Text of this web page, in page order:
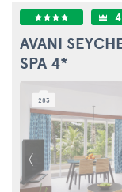
283
AVANI
SPA 4*